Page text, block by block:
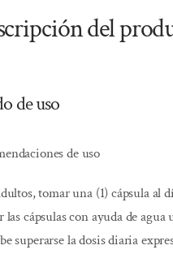
del
de uso
de uso
tomar una (1) cápsula al
las cápsulas con ayuda de agua
superarse la dosis diaria